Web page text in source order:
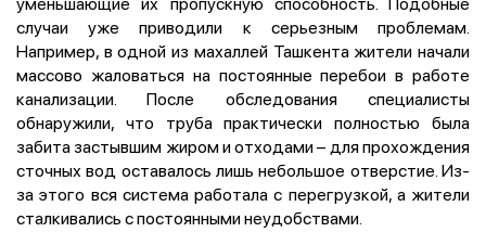
случаи уже приводили к серьезным проблемам.
Например, в одной из махаллей Ташкента жители начали
массово жаловаться на постоянные перебои в работе
канализации. После обследования специалисты
обнаружили, что труба практически полностью была
забита застывшим жиром и отходами – для прохождения
сточных вод оставалось лишь небольшое отверстие. Из-
за этого вся система работала с перегрузкой, а жители
сталкивались с постоянными неудобствами.